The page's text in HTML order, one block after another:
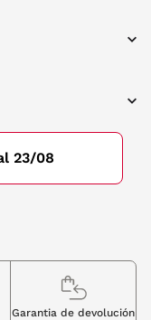
23/08
Garantia de devolución